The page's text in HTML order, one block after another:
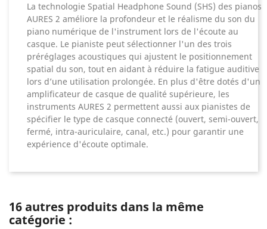
La technologie Spatial Headphone Sound (SHS) des pianos
AURES 2 améliore la profondeur et le réalisme du son du
piano numérique de l'instrument lors de l'écoute au
casque. Le pianiste peut sélectionner l'un des trois
préréglages acoustiques qui ajustent le positionnement
spatial du son, tout en aidant à réduire la fatigue auditive
lors d’une utilisation prolongée. En plus d'être dotés d'un
amplificateur de casque de qualité supérieure, les
instruments AURES 2 permettent aussi aux pianistes de
spécifier le type de casque connecté (ouvert, semi-ouvert,
fermé, intra-auriculaire, canal, etc.) pour garantir une
expérience d'écoute optimale.
16 autres produits dans la même
catégorie :